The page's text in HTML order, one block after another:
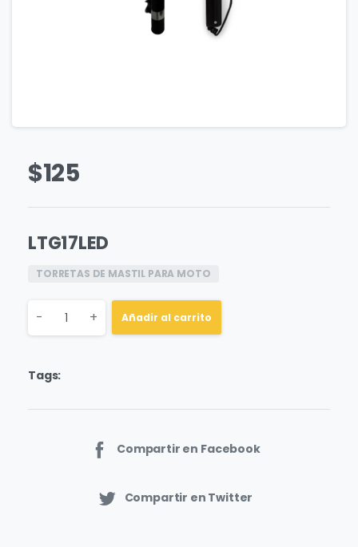
$125
LTG17LED
TORRETAS DE MASTIL PARA MOTO
Quantity
- + Añadir al carrito
Tags:
Compartir en Facebook
Compartir en Twitter